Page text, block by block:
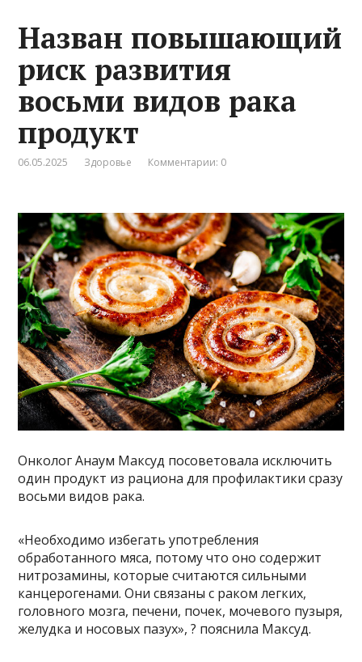
Назван повышающий
риск развития
восьми видов рака
продукт
06.05.2025 Здоровье Комментарии: 0
Онколог Анаум Максуд посоветовала исключить
один продукт из рациона для профилактики сразу
восьми видов рака.
«Необходимо избегать употребления
обработанного мяса, потому что оно содержит
нитрозамины, которые считаются сильными
канцерогенами. Они связаны с раком легких,
головного мозга, печени, почек, мочевого пузыря,
желудка и носовых пазух», ? пояснила Максуд.